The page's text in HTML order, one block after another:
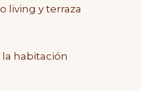
living y terraza
habitación